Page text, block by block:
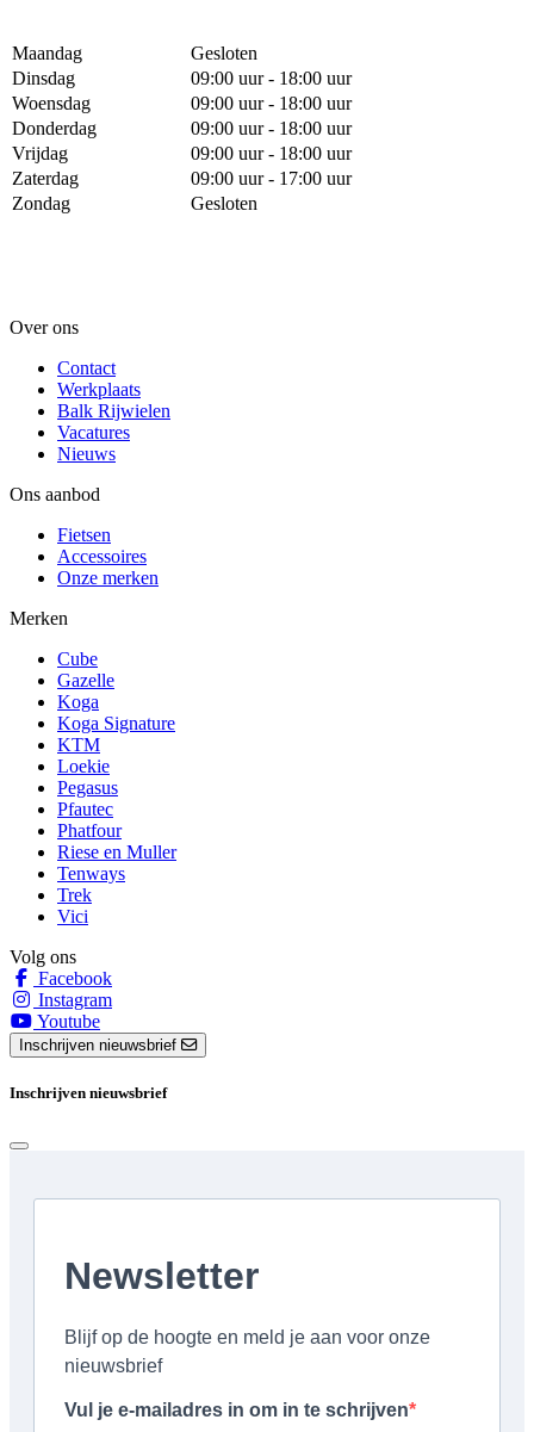
Maandag
Gesloten
Dinsdag
09:00 uur - 18:00 uur
Woensdag
09:00 uur - 18:00 uur
Donderdag
09:00 uur - 18:00 uur
Vrijdag
09:00 uur - 18:00 uur
Zaterdag
09:00 uur - 17:00 uur
Zondag
Gesloten
Over ons
Contact
Werkplaats
Balk Rijwielen
Vacatures
Nieuws
Ons aanbod
Fietsen
Accessoires
Onze merken
Merken
Cube
Gazelle
Koga
Koga Signature
KTM
Loekie
Pegasus
Pfautec
Phatfour
Riese en Muller
Tenways
Trek
Vici
Volg ons
Facebook
Instagram
Youtube
Inschrijven nieuwsbrief
Inschrijven nieuwsbrief